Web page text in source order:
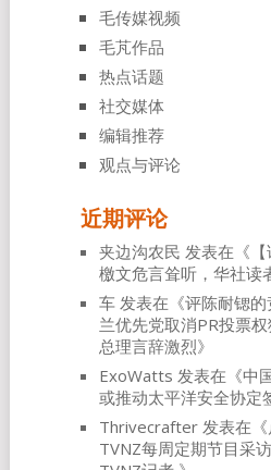
毛传媒视频
毛芃作品
热点话题
社交媒体
编辑推荐
观点与评论
近期评论
夹边沟农民 发表在《
檄文危言耸听，华社读
车发表在《评陈耐锶
兰优先党取消PR投票
总理言辞激烈》
ExoWatts 发表在《中
或推动太平洋安全协定
Thrivecrafter发表在《
TVNZ每周定期节目采